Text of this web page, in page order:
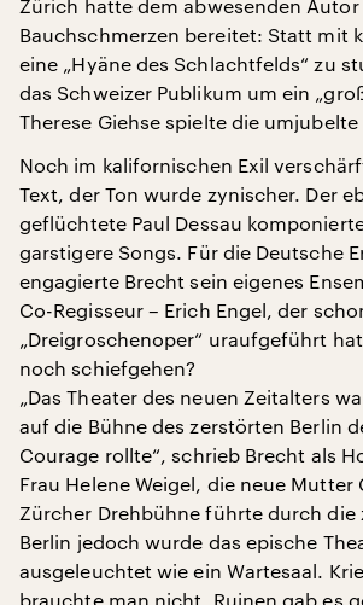
Zürich hatte dem abwesenden
Bauchschmerzen bereitet: Statt mit
eine „Hyäne des Schlachtfelds“ zu
das Schweizer Publikum um ein
Therese Giehse spielte die
Noch im kalifornischen Exil
Text, der Ton wurde zynischer. Der
geflüchtete Paul Dessau
garstigere Songs. Für die Deutsche
engagierte Brecht sein eigenes
Co-Regisseur – Erich Engel, der
„Dreigroschenoper“ uraufgeführt
noch schiefgehen?
„Das Theater des neuen Zeitalters
auf die Bühne des zerstörten Berlin
Courage rollte“, schrieb Brecht als
Frau Helene Weigel, die neue Mutter
Zürcher Drehbühne führte durch die
Berlin jedoch wurde das epische
ausgeleuchtet wie ein Wartesaal.
brauchte man nicht, Ruinen gab es